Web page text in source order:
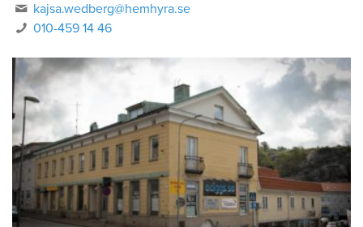
kajsa.wedberg@hemhyra.se
010-459 14 46